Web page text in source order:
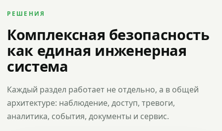
РЕШЕНИЯ
Комплексная безопасность
как единая инженерная
система
Каждый раздел работает не отдельно, а в общей
архитектуре: наблюдение, доступ, тревоги,
аналитика, события, документы и сервис.